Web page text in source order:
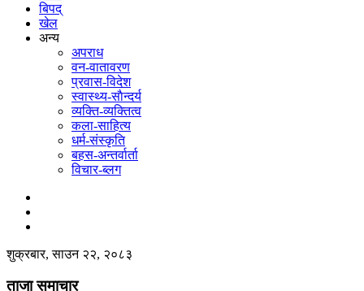
बिपद्
खेल
अन्य
अपराध
वन-वातावरण
प्रवास-विदेश
स्वास्थ्य-साैन्दर्य
व्यक्ति-व्यक्तित्व
कला-साहित्य
धर्म-संस्कृति
बहस-अन्तर्वार्ता
विचार-ब्लग
शुक्रबार, साउन २२, २०८३
ताजा समाचार